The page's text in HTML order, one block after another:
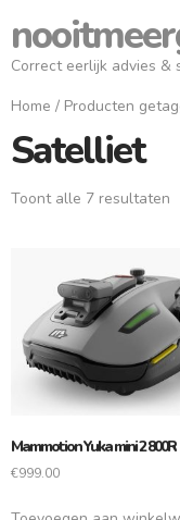
Correct eerlijk advies &
Home / Producten
Satelliet
Toont alle 7 resultaten
Mammotion Yuka mini 2 800R
€999.00